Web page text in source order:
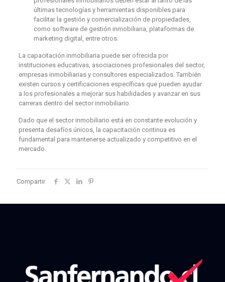
últimas tecnologías y herramientas disponibles para
facilitar la gestión y comercialización de propiedades,
como software de gestión inmobiliaria, plataformas de
marketing digital, entre otros.
La capacitación inmobiliaria puede ser ofrecida por
instituciones educativas, asociaciones profesionales del sector,
empresas inmobiliarias y consultores especializados. También
existen cursos y certificaciones específicas que pueden ayudar
a los profesionales a mejorar sus habilidades y avanzar en sus
carreras dentro del sector inmobiliario.
Dado que el sector inmobiliario está en constante evolución y
presenta desafíos únicos, la capacitación continua es
fundamental para mantenerse actualizado y competitivo en el
mercado.
Compartir